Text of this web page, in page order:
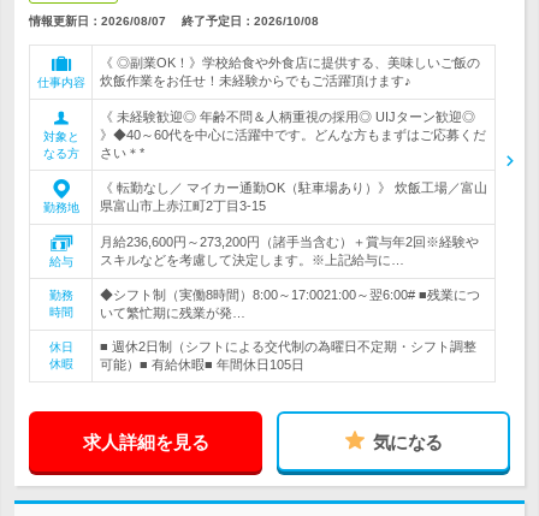
情報更新日：2026/08/07 終了予定日： 2026/10/08
仕事内容
《 ◎副業OK！》学校給食や外食店に提供する、美味しいご飯の
炊飯作業をお任せ！未経験からでもご活躍頂けます♪
対象と
なる方
《 未経験歓迎◎ 年齢不問＆人柄重視の採用◎ UIJターン歓迎◎
》◆40～60代を中心に活躍中です。どんな方もまずはご応募くだ
さい＊*
勤務地
《 転勤なし／ マイカー通勤OK（駐車場あり）》 炊飯工場／富山
県富山市上赤江町2丁目3-15
給与
月給236,600円～273,200円（諸手当含む）＋賞与年2回※経験や
スキルなどを考慮して決定します。※上記給与に…
勤務
時間
◆シフト制（実働8時間）8:00～17:0021:00～翌6:00# ■残業につ
いて繁忙期に残業が発…
休日
休暇
■ 週休2日制（シフトによる交代制の為曜日不定期・シフト調整
可能）■ 有給休暇■ 年間休日105日
求人詳細を見る 気になる